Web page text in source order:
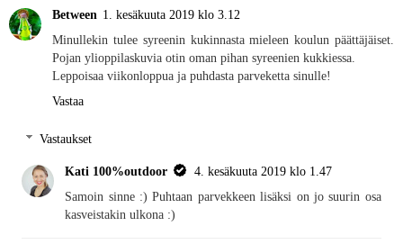
Between 1. kesäkuuta 2019 klo 3.12
Minullekin tulee syreenin kukinnasta mieleen koulun päättäjäiset.
Pojan ylioppilaskuvia otin oman pihan syreenien kukkiessa.
Leppoisaa viikonloppua ja puhdasta parveketta sinulle!
Vastaa
Vastaukset
Kati 100%outdoor
4. kesäkuuta 2019 klo 1.47
Samoin sinne :) Puhtaan parvekkeen lisäksi on jo suurin osa
kasveistakin ulkona :)